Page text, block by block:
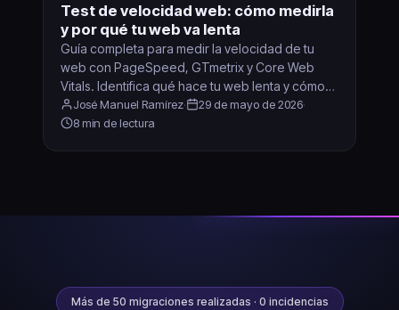
Test de velocidad web: cómo medirla
y por qué tu web va lenta
Guía completa para medir la velocidad de tu
web con PageSpeed, GTmetrix y Core Web
Vitals. Identifica qué hace tu web lenta y cómo
arreglarlo.
José Manuel Ramírez· 29 de mayo de 2026·
8 min de lectura
Más de 50 migraciones realizadas · 0 incidencias